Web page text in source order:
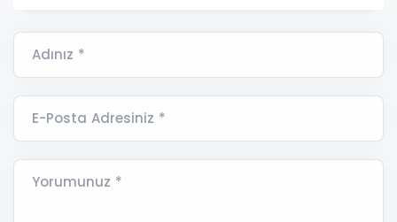
Adınız *
E-Posta Adresiniz *
Yorumunuz *